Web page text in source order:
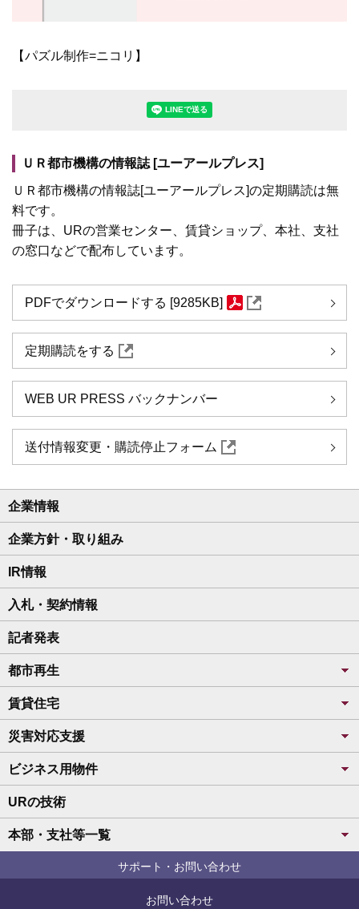
【パズル制作=ニコリ】
LINEで送る(別ウィンドウで開きま
ＵＲ都市機構の情報誌 [ユーアールプレス]
ＵＲ都市機構の情報誌[ユーアールプレス]の定期購読は無
料です。
冊子は、URの営業センター、賃貸ショップ、本社、支社
の窓口などで配布しています。
PDFでダウンロードする [9285KB]
定期購読をする
WEB UR PRESS バックナンバー
送付情報変更・購読停止フォーム
企業情報
企業方針・取り組み
IR情報
入札・契約情報
記者発表
都市再生
賃貸住宅
災害対応支援
ビジネス用物件
URの技術
本部・支社等一覧
サポート・お問い合わせ
お問い合わせ